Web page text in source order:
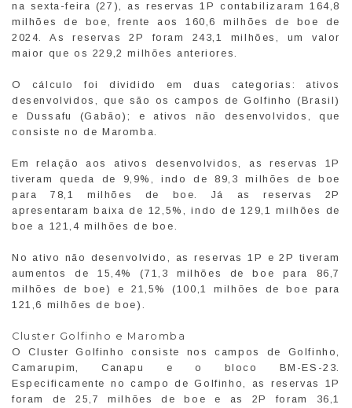
na sexta-feira (27), as reservas 1P contabilizaram 164,8
milhões de boe, frente aos 160,6 milhões de boe de
2024. As reservas 2P foram 243,1 milhões, um valor
maior que os 229,2 milhões anteriores.
O cálculo foi dividido em duas categorias: ativos
desenvolvidos, que são os campos de Golfinho (Brasil)
e Dussafu (Gabão); e ativos não desenvolvidos, que
consiste no de Maromba.
Em relação aos ativos desenvolvidos, as reservas 1P
tiveram queda de 9,9%, indo de 89,3 milhões de boe
para 78,1 milhões de boe. Já as reservas 2P
apresentaram baixa de 12,5%, indo de 129,1 milhões de
boe a 121,4 milhões de boe.
No ativo não desenvolvido, as reservas 1P e 2P tiveram
aumentos de 15,4% (71,3 milhões de boe para 86,7
milhões de boe) e 21,5% (100,1 milhões de boe para
121,6 milhões de boe).
Cluster Golfinho e Maromba
O Cluster Golfinho consiste nos campos de Golfinho,
Camarupim, Canapu e o bloco BM-ES-23.
Especificamente no campo de Golfinho, as reservas 1P
foram de 25,7 milhões de boe e as 2P foram 36,1